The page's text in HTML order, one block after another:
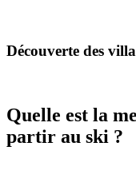
Découverte des
Quelle est la
partir au ski ?